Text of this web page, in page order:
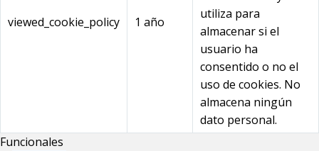
viewed_cookie_policy 1 año
utiliza para
almacenar si el
usuario ha
consentido o no el
uso de cookies. No
almacena ningún
dato personal.
Funcionales